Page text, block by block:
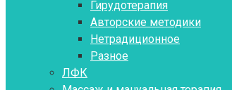
Гирудотерапия
Авторские методики
Нетрадиционное
Разное
ЛФК